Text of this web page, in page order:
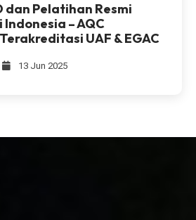
dan Pelatihan Resmi
– AQC
UAF & EGAC
13 Jun 2025